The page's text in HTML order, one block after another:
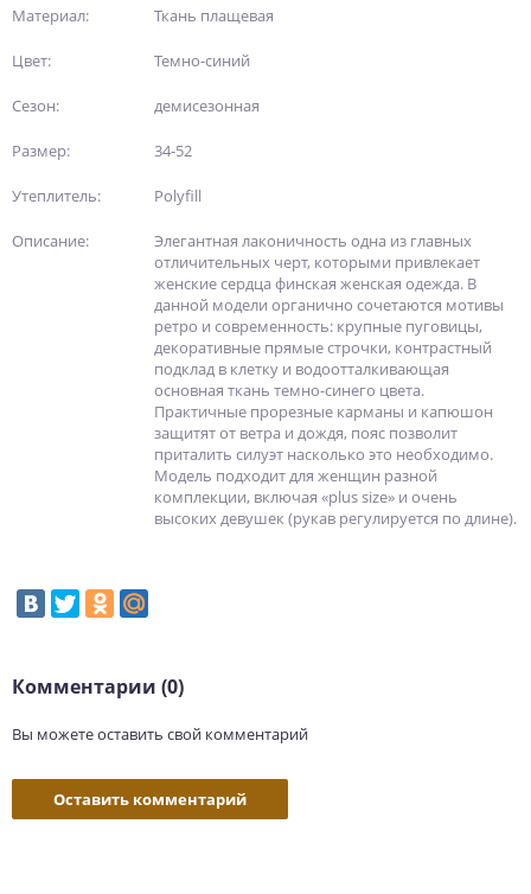
Материал: Ткань плащевая
Цвет: Темно-синий
Сезон: демисезонная
Размер: 34-52
Утеплитель: Polyfill
Описание:
Элегантная лаконичность одна из главных
отличительных черт, которыми привлекает
женские сердца финская женская одежда. В
данной модели органично сочетаются мотивы
ретро и современность: крупные пуговицы,
декоративные прямые строчки, контрастный
подклад в клетку и водоотталкивающая
основная ткань темно-синего цвета.
Практичные прорезные карманы и капюшон
защитят от ветра и дождя, пояс позволит
приталить силуэт насколько это необходимо.
Модель подходит для женщин разной
комплекции, включая «plus size» и очень
высоких девушек (рукав регулируется по длине).
Комментарии (0)
Вы можете оставить свой комментарий
Оставить комментарий